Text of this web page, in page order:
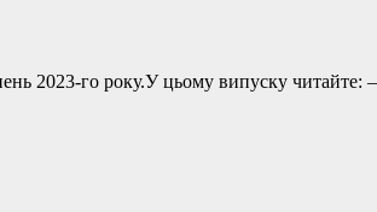
2023-го року.У цьому випуску